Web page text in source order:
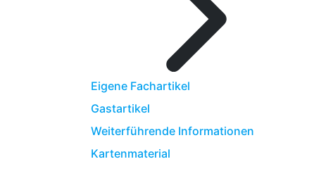
Eigene Fachartikel
Gastartikel
Weiterführende Informationen
Kartenmaterial